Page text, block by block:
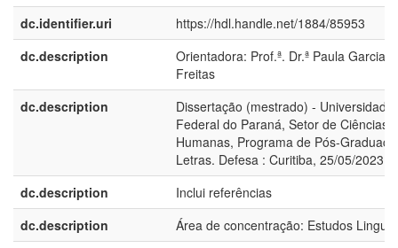
dc.identifier.uri
https://hdl.handle.net/1884/85953
dc.description
Orientadora: Prof.ª. Dr.ª Paula Garcia
Freitas
dc.description
Dissertação (mestrado) - Universidade
Federal do Paraná, Setor de Ciências
Humanas, Programa de Pós-
Letras. Defesa : Curitiba, 25/05/2023
dc.description
Inclui referências
dc.description
Área de concentração: Estudos